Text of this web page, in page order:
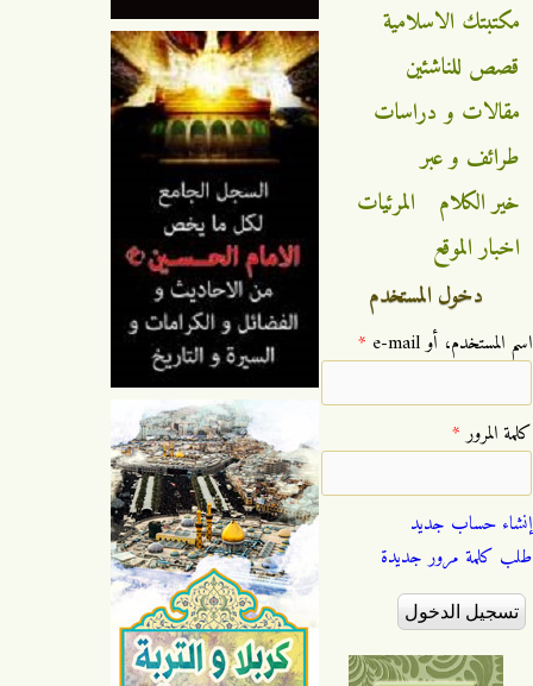
مكتبتك الاسلامية
قصص للناشئين
مقالات و دراسات
طرائف و عبر
خير الكلام
المرئيات
اخبار الموقع
دخول المستخدم
‏اسم المستخدم، أو e-mail ‏ *
‏كلمة المرور ‏*
إنشاء حساب جديد
طلب كلمة مرور جديدة